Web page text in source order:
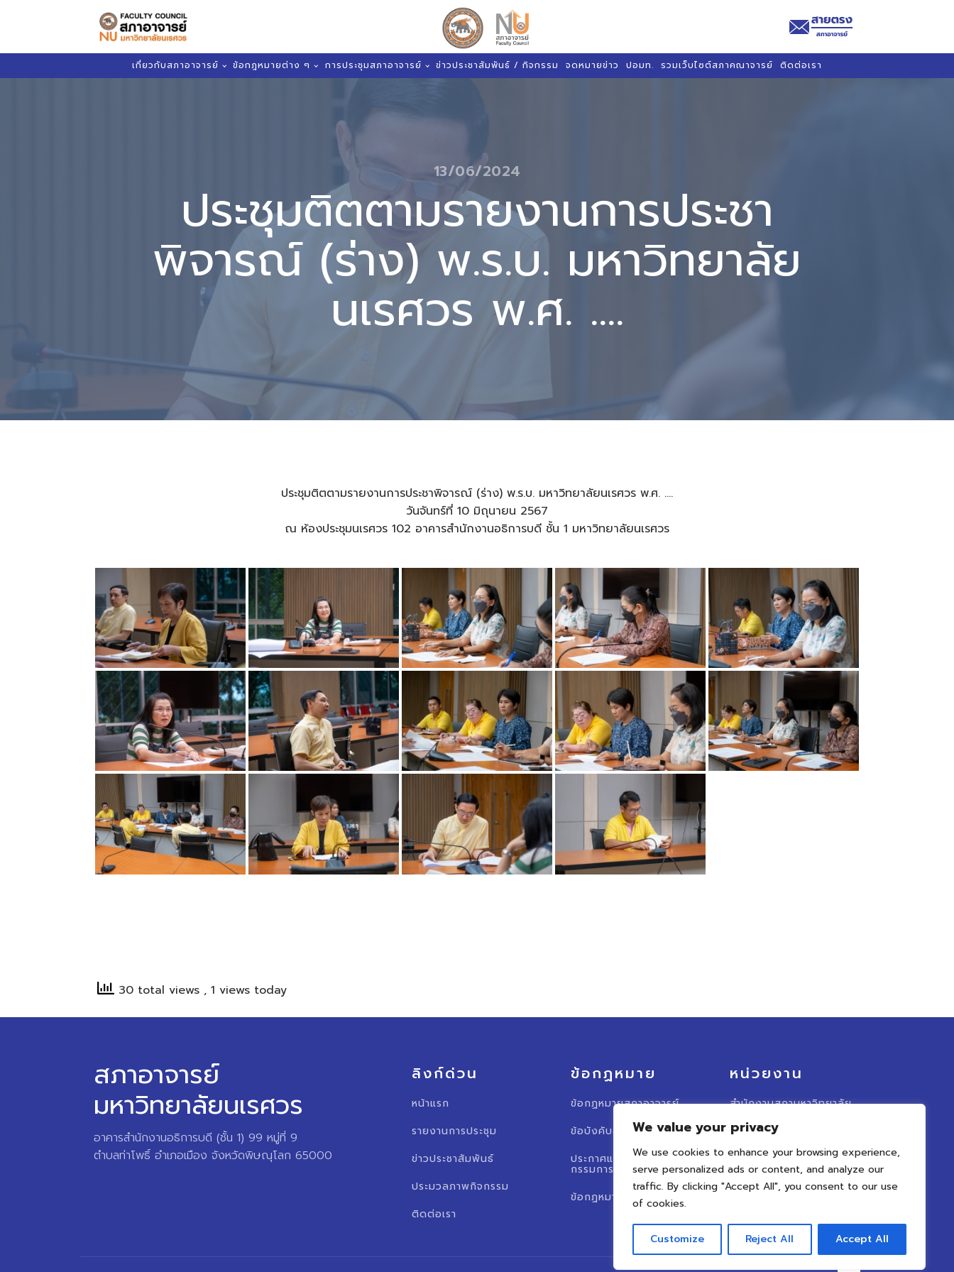
We value your privacy
We use cookies to enhance your browsing experience,
serve personalized ads or content, and analyze our
traffic. By clicking "Accept All", you consent to our use
of cookies.
Customize Reject All Accept All
เกี่ยวกับสภาอาจารย์ ข้อกฎหมายต่าง ๆ การประชุมสภาอาจารย์ ข่าวประชาสัมพันธ์ / กิจกรรม จดหมายข่าว ปอมท. รวมเว็บไซต์สภาคณาจารย์ ติดต่อเรา
13/06/2024
ประชุมติตตามรายงานการประชา
พิจารณ์ (ร่าง) พ.ร.บ. มหาวิทยาลัย
นเรศวร พ.ศ. ....
ประชุมติตตามรายงานการประชาพิจารณ์ (ร่าง) พ.ร.บ. มหาวิทยาลัยนเรศวร พ.ศ. ....
วันจันทร์ที่ 10 มิถุนายน 2567
ณ ห้องประชุมนเรศวร 102 อาคารสำนักงานอธิการบดี ชั้น 1 มหาวิทยาลัยนเรศวร
30 total views , 1 views today
สภาอาจารย์
มหาวิทยาลัยนเรศวร
อาคารสำนักงานอธิการบดี (ชั้น 1) 99 หมู่ที่ 9
ตำบลท่าโพธิ์ อำเภอเมือง จังหวัดพิษณุโลก 65000
ลิงก์ด่วน
หน้าแรก
รายงานการประชุม
ข่าวประชาสัมพันธ์
ประมวลภาพกิจกรรม
ติดต่อเรา
ข้อกฏหมาย
ข้อกฏหมายสภาอาจารย์
ข้อบังคับสภาอาจารย์
ประกาศแต่งตั้งคณะ
กรรมการสภาอาจารย์
ข้อกฏหมายอื่น ๆ
หน่วยงาน
สำนักงานสภามหาวิทยาลัย
มหาวิทยาลัยนเรศวร
รวบเว็บไซต์สภาคณาจารย์